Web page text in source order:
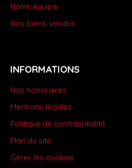
Notre équipe
Nos biens vendus
INFORMATIONS
Nos honoraires
Mentions légales
Politique de confidentialité
Plan du site
Gérer les cookies